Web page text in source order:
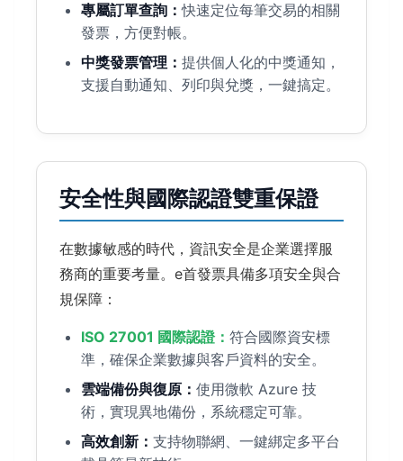
專屬訂單查詢：快速定位每筆交易的相關
發票，方便對帳。
中獎發票管理： 提供個人化的中獎通知，
支援自動通知、列印與兌獎，一鍵搞定。
安全性與國際認證雙重保證
在數據敏感的時代，資訊安全是企業選擇服
務商的重要考量。e首發票具備多項安全與合
規保障：
ISO 27001 國際認證： 符合國際資安標
準，確保企業數據與客戶資料的安全。
雲端備份與復原： 使用微軟 Azure 技
術，實現異地備份，系統穩定可靠。
高效創新： 支持物聯網、一鍵綁定多平台